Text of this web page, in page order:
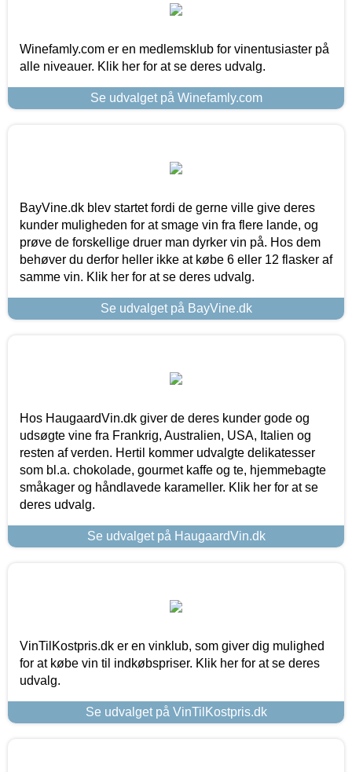
Winefamly.com er en medlemsklub for vinentusiaster på
alle niveauer. Klik her for at se deres udvalg.
Se udvalget på Winefamly.com
BayVine.dk blev startet fordi de gerne ville give deres
kunder muligheden for at smage vin fra flere lande, og
prøve de forskellige druer man dyrker vin på. Hos dem
behøver du derfor heller ikke at købe 6 eller 12 flasker af
samme vin. Klik her for at se deres udvalg.
Se udvalget på BayVine.dk
Hos HaugaardVin.dk giver de deres kunder gode og
udsøgte vine fra Frankrig, Australien, USA, Italien og
resten af verden. Hertil kommer udvalgte delikatesser
som bl.a. chokolade, gourmet kaffe og te, hjemmebagte
småkager og håndlavede karameller. Klik her for at se
deres udvalg.
Se udvalget på HaugaardVin.dk
VinTilKostpris.dk er en vinklub, som giver dig mulighed
for at købe vin til indkøbspriser. Klik her for at se deres
udvalg.
Se udvalget på VinTilKostpris.dk